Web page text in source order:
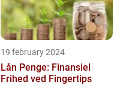
19 february 2024
Lån Penge: Finansiel
Frihed ved Fingertips